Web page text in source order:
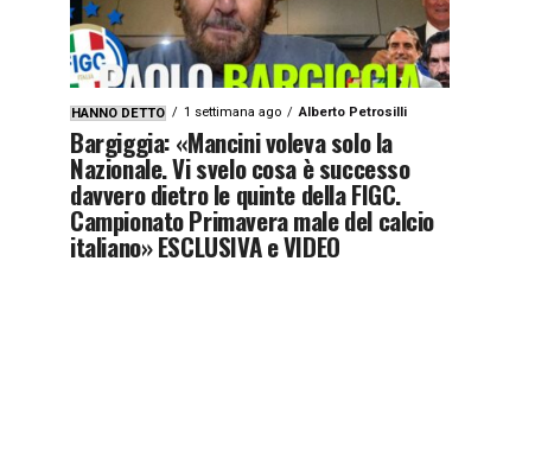
HANNO DETTO 1 settimana ago Alberto Petrosilli
Bargiggia: «Mancini voleva solo la
Nazionale. Vi svelo cosa è successo
davvero dietro le quinte della FIGC.
Campionato Primavera male del calcio
italiano» ESCLUSIVA e VIDEO